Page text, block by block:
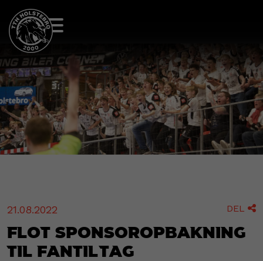
21.08.2022 DEL 
Flot sponsoropbakning
til fantiltag